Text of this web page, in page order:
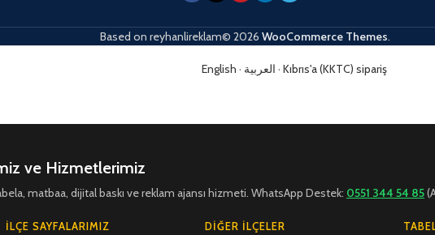
Based on reyhanlireklam© 2026 WooCommerce Themes.
English · العربية · Kıbrıs'a (KKTC) sipariş
ve Hizmetlerimiz
matbaa, dijital baskı ve reklam ajansı hizmeti. WhatsApp Destek: 0551 344 54 85
İLÇE SAYFALARIMIZ DIĞER İLÇELER